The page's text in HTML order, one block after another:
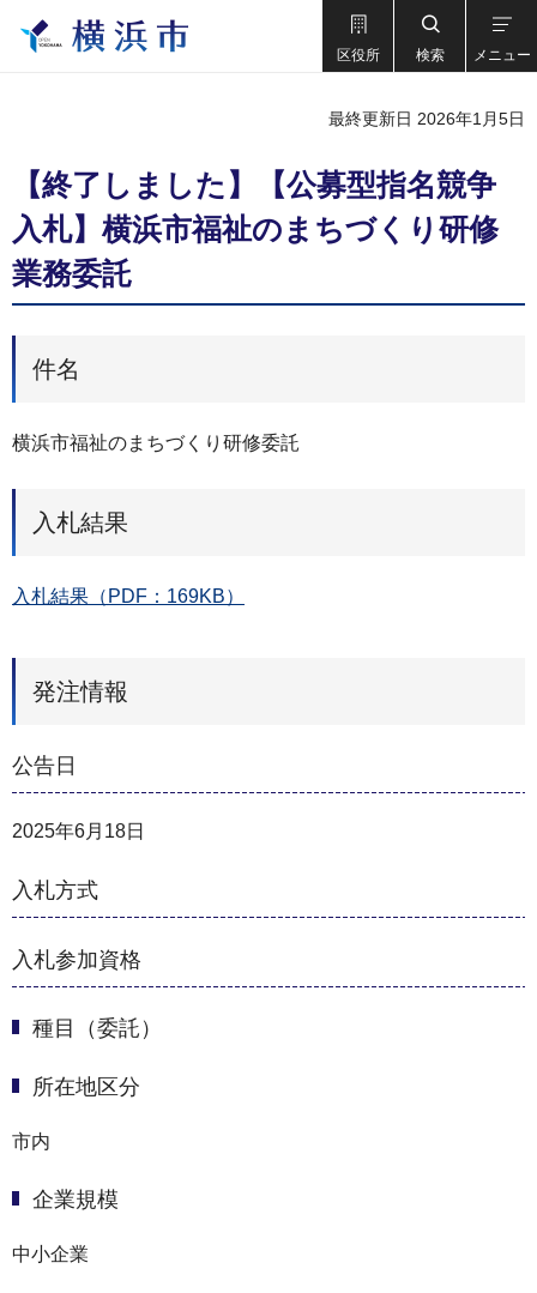
区役所 検索 メニュー
最終更新日 2026年1月5日
【終了しました】【公募型指名競争
入札】横浜市福祉のまちづくり研修
業務委託
件名
横浜市福祉のまちづくり研修委託
入札結果
入札結果（PDF：169KB）
発注情報
公告日
2025年6月18日
入札方式
入札参加資格
種目（委託）
所在地区分
市内
企業規模
中小企業